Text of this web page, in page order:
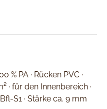
% PA · Rücken PVC ·
· für den Innenbereich ·
S1 · Stärke ca. 9 mm